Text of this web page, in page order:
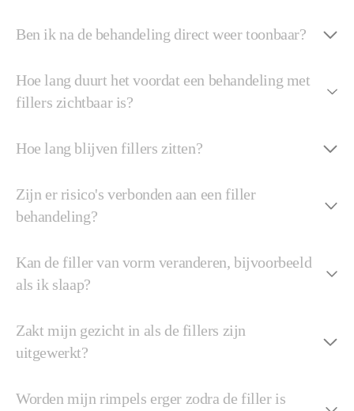
Ben ik na de behandeling direct weer toonbaar?
Hoe lang duurt het voordat een behandeling met
fillers zichtbaar is?
Hoe lang blijven fillers zitten?
Zijn er risico's verbonden aan een filler
behandeling?
Kan de filler van vorm veranderen, bijvoorbeeld
als ik slaap?
Zakt mijn gezicht in als de fillers zijn
uitgewerkt?
Worden mijn rimpels erger zodra de filler is